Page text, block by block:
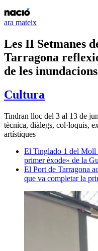
ara mateix
Les II Setmanes
Tarragona
de les inundacions
Cultura
Tindran lloc del 3 al 13 de
tècnica, diàlegs, col·loquis,
artístiques
El Tinglado 1 del Moll
primer èxode» de la
El Port de Tarragona
que va completar la